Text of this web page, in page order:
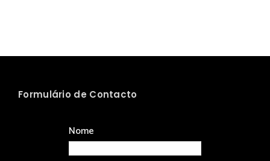
Formulário de Contacto
Nome